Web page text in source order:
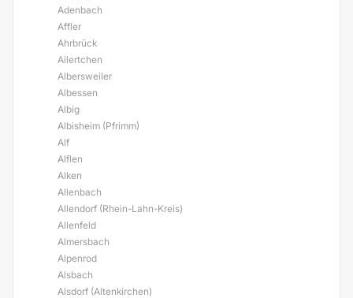
Adenbach
Affler
Ahrbrück
Ailertchen
Albersweiler
Albessen
Albig
Albisheim (Pfrimm)
Alf
Alflen
Alken
Allenbach
Allendorf (Rhein-Lahn-Kreis)
Allenfeld
Almersbach
Alpenrod
Alsbach
Alsdorf (Altenkirchen)